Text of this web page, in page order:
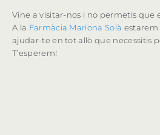
Vine a visitar-nos i no permetis que
A la Farmàcia Mariona Solà estarem
ajudar-te en tot allò que necessitis
T’esperem!